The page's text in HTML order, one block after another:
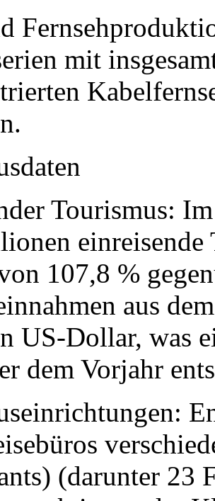
mit
Tourismus:
einreisende
107,8 %
aus
US-Dollar, was
dem Vorjahr
(darunter 23